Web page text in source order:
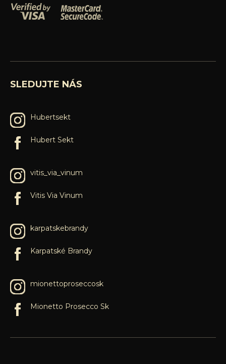
SLEDUJTE NÁS
Hubertsekt
Hubert Sekt
vitis_via_vinum
Vitis Via Vinum
karpatskebrandy
Karpatské Brandy
mionettoproseccosk
Mionetto Prosecco Sk